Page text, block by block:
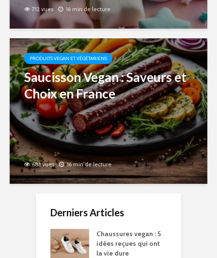
712 vues 16 min de lecture
PRODUITS VEGAN ET VÉGÉTARIENS
Saucisson Vegan : Saveurs et
Choix en France
681 vues 16 min de lecture
Derniers Articles
Chaussures vegan : 5
idées reçues qui ont
la vie dure